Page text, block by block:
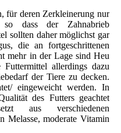
für deren Zerkleinerung nur
dass der Zahnabrieb
sollten daher möglichst gar
die an fortgeschrittenen
mehr in der Lage sind Heu
allerdings dazu
der Tiere zu decken.
eingeweicht werden. In
des Futters geachtet
aus verschiedenen
Melasse, moderate Vitamin